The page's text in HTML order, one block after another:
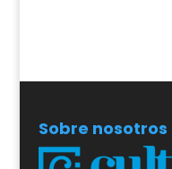
Sobre nosotros